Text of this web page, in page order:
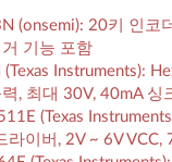
(onsemi): 20키 인코
기능 포함
Instruments):
, 최대 30V, 40mA 싱
(Texas
이버, 2V ~ 6V VCC,